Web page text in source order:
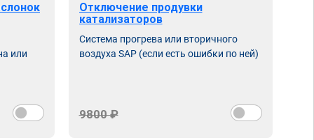
или
Отключение продувки
катализаторов
Система прогрева или вторичного
воздуха SAP (если есть ошибки по ней)
9800 ₽